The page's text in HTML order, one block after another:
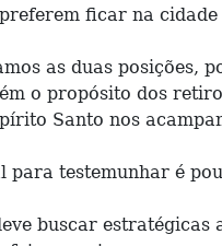
ficar na
as duas
o propósito dos
Santo nos
testemunhar é
buscar